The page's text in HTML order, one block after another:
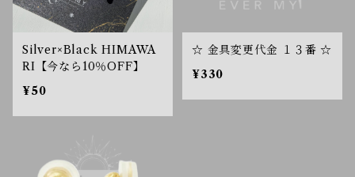
Silver×Black HIMAWA
RI【今なら10％OFF】
¥50
☆ 金具変更代金 １３番 ☆
¥330